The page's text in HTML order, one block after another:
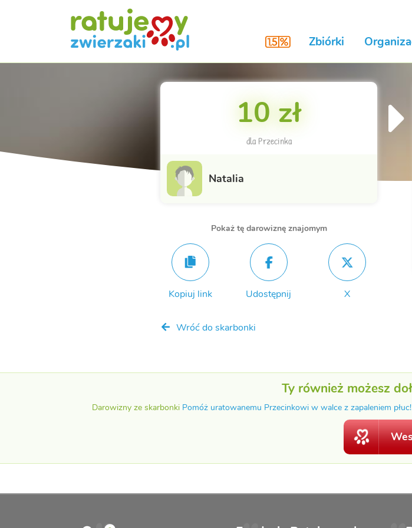
Zbiórki
10 zł
dla Przecinka
Natalia
Pokaż tę darowiznę znajomym
Kopiuj link Udostępnij X
Wróć do skarbonki
Ty również możesz
Darowizny ze skarbonki Pomóż uratowanemu Przecinkowi w walce z zapaleniem płuc!